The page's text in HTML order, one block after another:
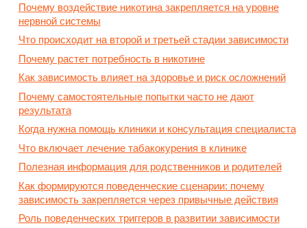
Почему воздействие никотина закрепляется на уровне
нервной системы
Что происходит на второй и третьей стадии зависимости
Почему растет потребность в никотине
Как зависимость влияет на здоровье и риск осложнений
Почему самостоятельные попытки часто не дают
результата
Когда нужна помощь клиники и консультация специалиста
Что включает лечение табакокурения в клинике
Полезная информация для родственников и родителей
Как формируются поведенческие сценарии: почему
зависимость закрепляется через привычные действия
Роль поведенческих триггеров в развитии зависимости